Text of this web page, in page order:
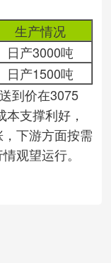
生产情况
日产3000吨
日产1500吨
到价在3075
支撑利好，
下游方面按需
观望运行。